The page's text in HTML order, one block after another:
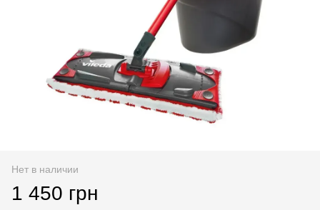
Нет в наличии
1 450 грн